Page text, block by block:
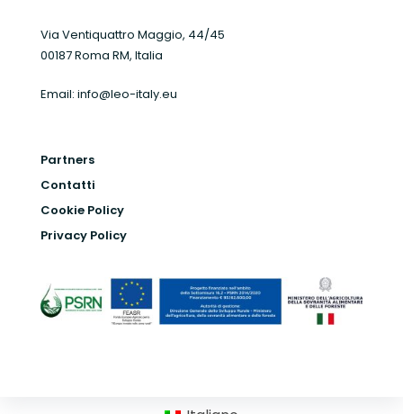
Via Ventiquattro Maggio, 44/45
00187 Roma RM, Italia
Email: info@leo-italy.eu
Partners
Contatti
Cookie Policy
Privacy Policy